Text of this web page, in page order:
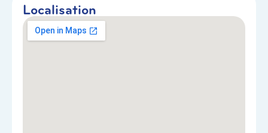
Localisation